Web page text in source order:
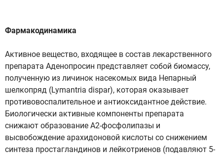
Фармакодинамика
Активное вещество, входящее в состав лекарственного
препарата Аденопросин представляет собой биомассу,
полученную из личинок насекомых вида Непарный
шелкопряд (Lymantria dispar), которая оказывает
противовоспалительное и антиоксидантное действие.
Биологически активные компоненты препарата
снижают образование А2-фосфолипазы и
высвобождение арахидоновой кислоты со снижением
синтеза простагландинов и лейкотриенов (подавляют 5-